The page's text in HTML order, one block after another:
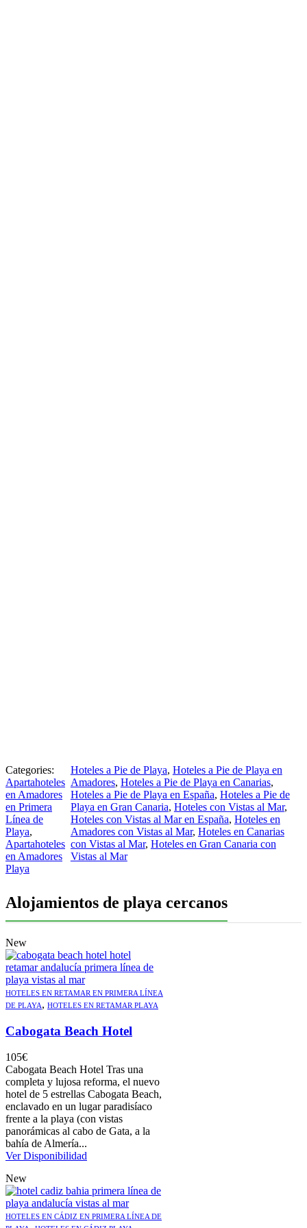
Categories:
Apartahoteles
en Amadores
en Primera
Línea de
Playa,
Apartahoteles
en Amadores
Playa
Hoteles a Pie de Playa, Hoteles a Pie de Playa en
Amadores, Hoteles a Pie de Playa en Canarias,
Hoteles a Pie de Playa en España, Hoteles a Pie de
Playa en Gran Canaria, Hoteles con Vistas al Mar,
Hoteles con Vistas al Mar en España, Hoteles en
Amadores con Vistas al Mar, Hoteles en Canarias
con Vistas al Mar, Hoteles en Gran Canaria con
Vistas al Mar
Alojamientos de playa cercanos
New
HOTELES EN RETAMAR EN PRIMERA LÍNEA
DE PLAYA, HOTELES EN RETAMAR PLAYA
Cabogata Beach Hotel
105€
Cabogata Beach Hotel Tras una
completa y lujosa reforma, el nuevo
hotel de 5 estrellas Cabogata Beach,
enclavado en un lugar paradisíaco
frente a la playa (con vistas
panorámicas al cabo de Gata, a la
bahía de Almería...
Ver Disponibilidad
New
HOTELES EN CÁDIZ EN PRIMERA LÍNEA DE